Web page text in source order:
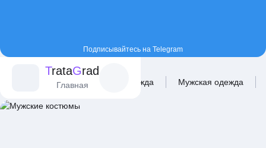
Подписывайтесь на Telegram
TrataGrad
Главная
Каталог Одежда Мужская одежда